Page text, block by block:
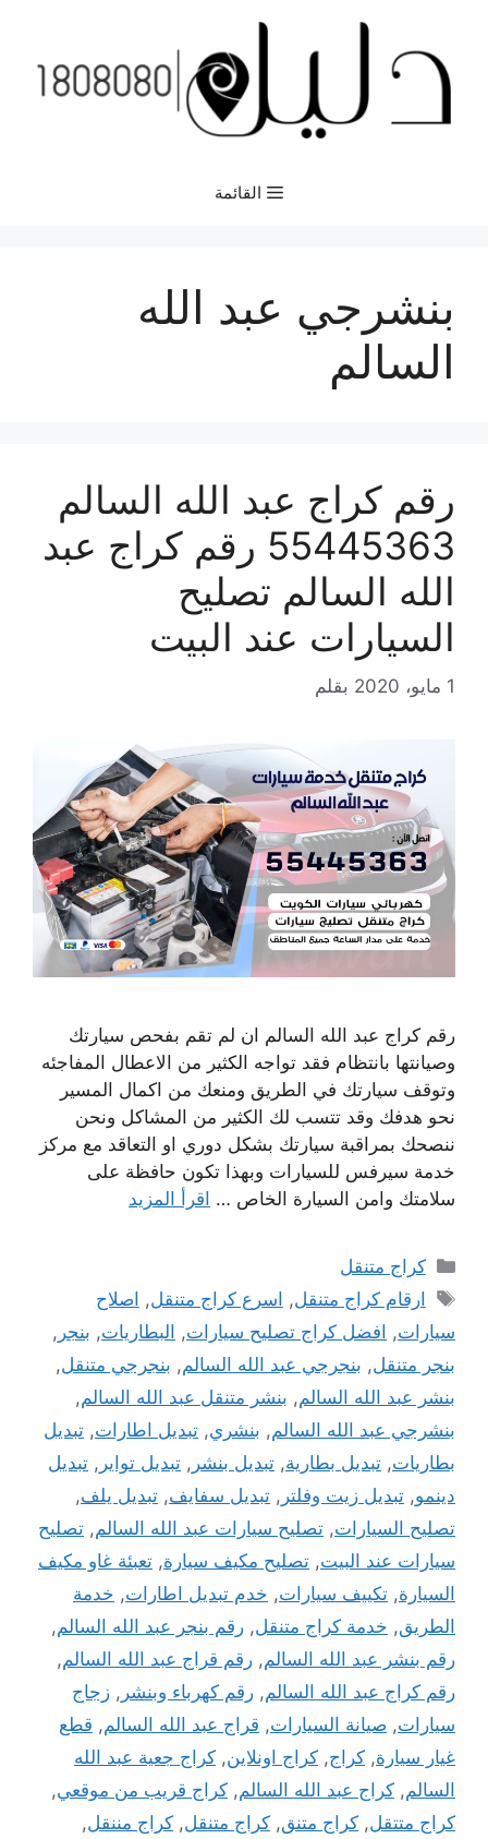
المحتوى
القائمة
بنشرجي عبد الله
السالم
رقم كراج عبد الله السالم
55445363 رقم كراج عبد
الله السالم تصليح
السيارات عند البيت
1 مايو، 2020 بقلم
رقم كراج عبد الله السالم ان لم تقم بفحص سيارتك
وصيانتها بانتظام فقد تواجه الكثير من الاعطال المفاجئه
وتوقف سيارتك في الطريق ومنعك من اكمال المسير
نحو هدفك وقد تتسب لك الكثير من المشاكل ونحن
ننصحك بمراقبة سيارتك بشكل دوري او التعاقد مع مركز
خدمة سيرفس للسيارات وبهذا تكون حافظة على
سلامتك وامن السيارة الخاص … اقرأ المزيد
التصنيفات
كراج متنقل
الوسوم
ارقام كراج متنقل, اسرع كراج متنقل, اصلاح
سيارات, افضل كراج تصليح سيارات, البطاريات, بنجر ,
بنجر متنقل, بنجرجي عبد الله السالم, بنجرجي متنقل,
بنشر عبد الله السالم, بنشر متنقل عبد الله السالم,
بنشرجي عبد الله السالم, بنشري, تبديل اطارات, تبديل
بطاريات, تبديل بطارية, تبديل بنشر , تبديل تواير , تبديل
دينمو, تبديل زيت وفلتر , تبديل سفايف, تبديل يلف,
تصليح السيارات, تصليح سيارات عبد الله السالم, تصليح
سيارات عند البيت, تصليح مكيف سيارة, تعبئة غاو مكيف
السيارة, تكييف سيارات, خدم تبديل اطارات, خدمة
الطريق, خدمة كراج متنقل, رقم بنجر عبد الله السالم,
رقم بنشر عبد الله السالم, رقم قراج عبد الله السالم,
رقم كراج عبد الله السالم, رقم كهرباء وبنشر , زجاج
سيارات, صيانة السيارات, قراج عبد الله السالم, قطع
غيار سيارة, كراج, كراج اونلاين, كراج جعية عبد الله
السالم, كراج عبد الله السالم, كراج قريب من موقعي,
كراج متتقل, كراج متنق, كراج متنقل, كراج مننقل,